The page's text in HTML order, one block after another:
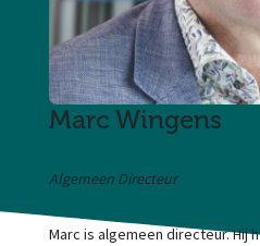
Marc Wingens
Algemeen Directeur
Marc is algemeen directeur. Hij